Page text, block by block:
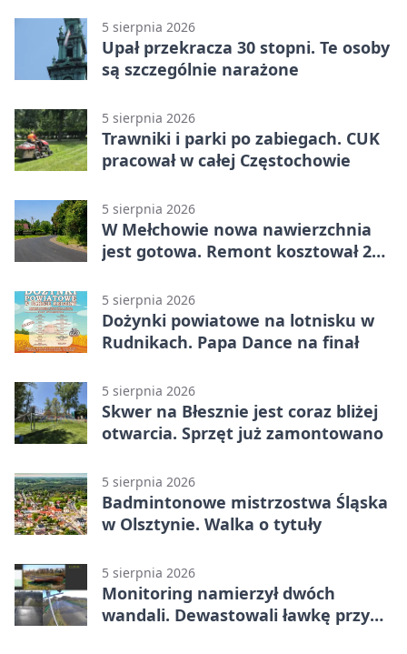
5 sierpnia 2026
Upał przekracza 30 stopni. Te osoby
są szczególnie narażone
5 sierpnia 2026
Trawniki i parki po zabiegach. CUK
pracował w całej Częstochowie
5 sierpnia 2026
W Mełchowie nowa nawierzchnia
jest gotowa. Remont kosztował 222
5 sierpnia 2026
Dożynki powiatowe na lotnisku w
Rudnikach. Papa Dance na finał
5 sierpnia 2026
Skwer na Błesznie jest coraz bliżej
otwarcia. Sprzęt już zamontowano
5 sierpnia 2026
Badmintonowe mistrzostwa Śląska
w Olsztynie. Walka o tytuły
5 sierpnia 2026
Monitoring namierzył dwóch
wandali. Dewastowali ławkę przy